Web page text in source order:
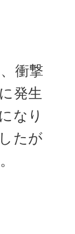
衝撃
発生
なり
たが